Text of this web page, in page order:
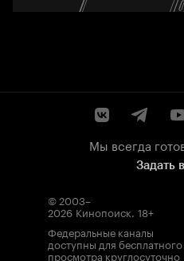
Мы всегда
Задать
© 2003–
2026 Кинопоиск. 18+
Федеральные каналы
доступны для бесплатного
просмотра круглосуточно